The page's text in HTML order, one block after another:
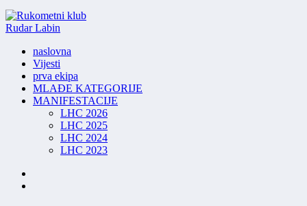
naslovna
Vijesti
prva ekipa
MLAĐE KATEGORIJE
MANIFESTACIJE
LHC 2026
LHC 2025
LHC 2024
LHC 2023